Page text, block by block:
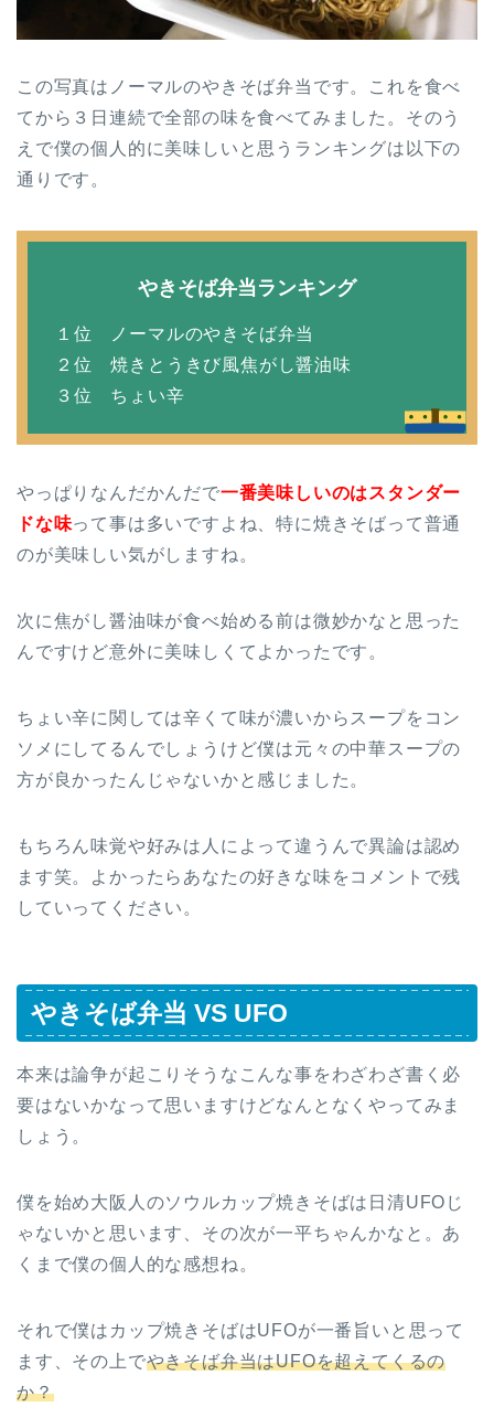
この写真はノーマルのやきそば弁当です。これを食べ
てから３日連続で全部の味を食べてみました。そのう
えで僕の個人的に美味しいと思うランキングは以下の
通りです。
やきそば弁当ランキング
１位 ノーマルのやきそば弁当
２位 焼きとうきび風焦がし醤油味
３位 ちょい辛
やっぱりなんだかんだで一番美味しいのはスタンダー
ドな味って事は多いですよね、特に焼きそばって普通
のが美味しい気がしますね。
次に焦がし醤油味が食べ始める前は微妙かなと思った
んですけど意外に美味しくてよかったです。
ちょい辛に関しては辛くて味が濃いからスープをコン
ソメにしてるんでしょうけど僕は元々の中華スープの
方が良かったんじゃないかと感じました。
もちろん味覚や好みは人によって違うんで異論は認め
ます笑。よかったらあなたの好きな味をコメントで残
していってください。
やきそば弁当 VS UFO
本来は論争が起こりそうなこんな事をわざわざ書く必
要はないかなって思いますけどなんとなくやってみま
しょう。
僕を始め大阪人のソウルカップ焼きそばは日清UFOじ
ゃないかと思います、その次が一平ちゃんかなと。あ
くまで僕の個人的な感想ね。
それで僕はカップ焼きそばはUFOが一番旨いと思って
ます、その上でやきそば弁当はUFOを超えてくるの
か？